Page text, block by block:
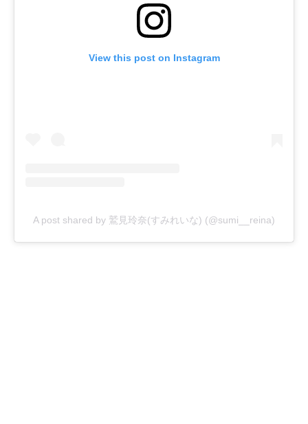
View this post on Instagram
A post shared by 鷲見玲奈(すみれいな) (@sumi__reina)